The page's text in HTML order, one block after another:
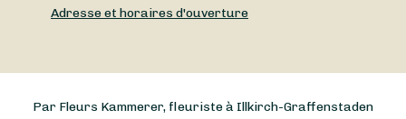
Adresse et horaires d'ouverture
Par Fleurs Kammerer, fleuriste à Illkirch-Graffenstaden